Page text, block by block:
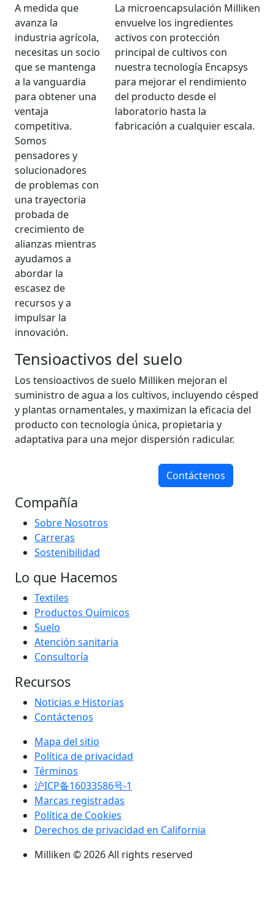
A medida que
avanza la
industria agrícola,
necesitas un socio
que se mantenga
a la vanguardia
para obtener una
ventaja
competitiva.
Somos
pensadores y
solucionadores
de problemas con
una trayectoria
probada de
crecimiento de
alianzas mientras
ayudamos a
abordar la
escasez de
recursos y a
impulsar la
innovación.
La microencapsulación Milliken
envuelve los ingredientes
activos con protección
principal de cultivos con
nuestra tecnología Encapsys
para mejorar el rendimiento
del producto desde el
laboratorio hasta la
fabricación a cualquier escala.
Tensioactivos del suelo
Los tensioactivos de suelo Milliken mejoran el
suministro de agua a los cultivos, incluyendo césped
y plantas ornamentales, y maximizan la eficacia del
producto con tecnología única, propietaria y
adaptativa para una mejor dispersión radicular.
Contáctenos
Compañía
Sobre Nosotros
Carreras
Sostenibilidad
Lo que Hacemos
Textiles
Productos Químicos
Suelo
Atención sanitaria
Consultoría
Recursos
Noticias e Historias
Contáctenos
Mapa del sitio
Política de privacidad
Términos
沪ICP备16033586号-1
Marcas registradas
Política de Cookies
Derechos de privacidad en California
Milliken © 2026 All rights reserved